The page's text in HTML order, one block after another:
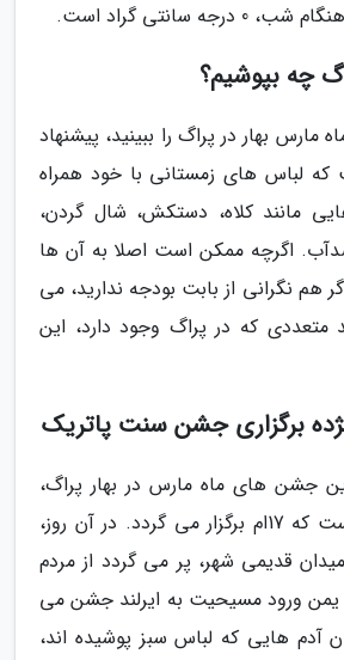
سانتی گراد است.
چه بپوشیم؟
مارس بهار در پراگ را ببینید، پیشنهاد
لباس های زمستانی با خود همراه
مانند کلاه، دستکش، شال گردن،
اگرچه ممکن است اصلا به آن ها
هم نگرانی از بابت بودجه ندارید، می
متعددی که در پراگ وجود دارد، این
برگزاری جشن سنت پاتریک
جشن های ماه مارس در بهار پراگ،
روز سنت پاتریک است که 17ام برگزار می گردد. در آن روز،
قدیمی شهر، پر می گردد از مردم
یمن ورود مسیحیت به ایرلند جشن می
آدم هایی که لباس سبز پوشیده اند،